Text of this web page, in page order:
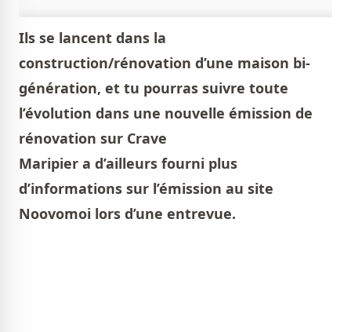
Ils se lancent dans la
construction/rénovation d’une maison bi-
génération, et tu pourras suivre toute
l’évolution dans une nouvelle émission de
rénovation sur Crave
Maripier a d’ailleurs fourni plus
d’informations sur l’émission au site
Noovomoi lors d’une entrevue.